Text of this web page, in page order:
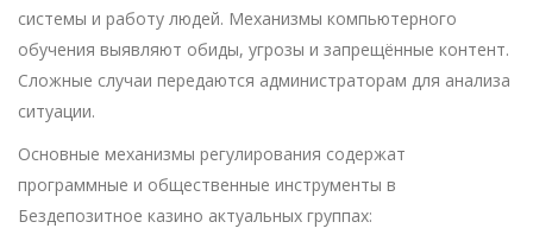
системы и работу людей. Механизмы компьютерного
обучения выявляют обиды, угрозы и запрещённые контент.
Сложные случаи передаются администраторам для анализа
ситуации.
Основные механизмы регулирования содержат
программные и общественные инструменты в
Бездепозитное казино актуальных группах: